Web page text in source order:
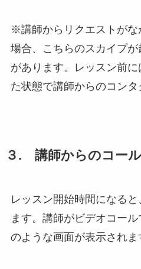
※講師からリクエストがな
場合、こちらのスカイプ
があります。レッスン前
た状態で講師からのコンタ
３. 講師からのコー
レッスン開始時間になる
ます。講師がビデオコー
のような画面が表示されま